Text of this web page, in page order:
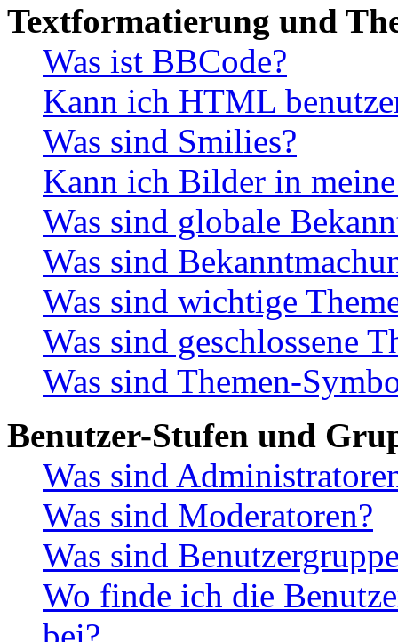
Textformatierung und
Was ist BBCode?
Kann ich HTML
Was sind Smilies?
Kann ich Bilder in
Was sind globale
Was sind
Was sind wichtige
Was sind geschlossene
Was sind Themen-
Benutzer-Stufen und
Was sind
Was sind Moderatoren?
Was sind
Wo finde ich die